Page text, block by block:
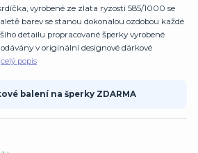
vyrobené ze zlata ryzosti 585/1000 se
barev se stanou dokonalou ozdobou každé
detailu propracované šperky vyrobené
v originální designové dárkové
celý popis
balení na šperky ZDARMA